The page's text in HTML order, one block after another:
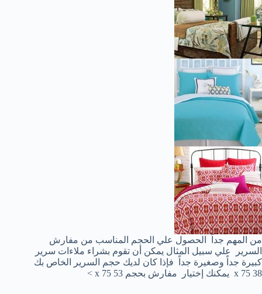
من المهم جداً الحصول علي الحجم المناسب من مفارش
السرير علي سبيل المثال يمكن أن تقوم بشراء ملاءات سرير
كبيرة جداً وصغيرة جداً فإذا كان لديك حجم السرير الخاص بك
38 x 75 يمكنك إختيار مفارش بحجم 53 x 75 >